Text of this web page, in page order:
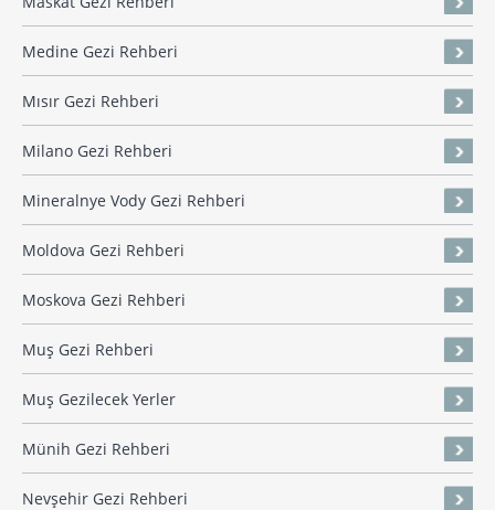
Medine Gezi Rehberi
Mısır Gezi Rehberi
Milano Gezi Rehberi
Mineralnye Vody Gezi Rehberi
Moldova Gezi Rehberi
Moskova Gezi Rehberi
Muş Gezi Rehberi
Muş Gezilecek Yerler
Münih Gezi Rehberi
Nevşehir Gezi Rehberi